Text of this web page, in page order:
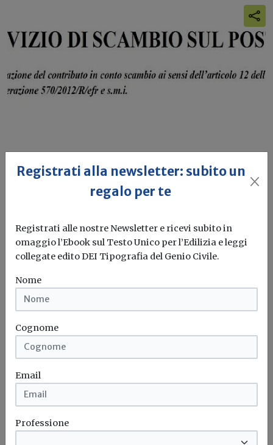
Scambio sul posto, il Gse aggiorna le
regole tecniche
Per il calcolo del contributo in conto scambio (Cs) a
partire dal...
Scambio sul posto Gse
Registrati alla newsletter: subito un
regalo per te
Registrati alle nostre Newsletter e ricevi subito in
omaggio l’Ebook sul Testo Unico per l’Edilizia e leggi
collegate edito DEI Tipografia del Genio Civile.
Nome
Cognome
Email
Professione